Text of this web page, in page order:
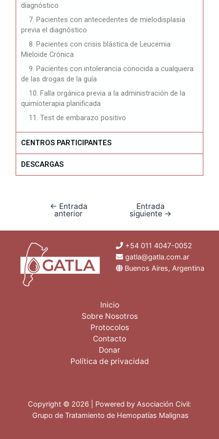
diagnóstico
7. Pacientes con antecedentes de mielodisplasia
previa el diagnóstico
8. Pacientes con crisis blástica de Leucemia
Mieloide Crónica
9. Pacientes con intolerancia conocida a cualquiera
de las drogas de la guía
10. Falla orgánica previa a la administración de la
quimioterapia planificada
11. Test de embarazo positivo
CENTROS PARTICIPANTES
DESCARGAS
← Entrada
anterior
Entrada
siguiente →
+54 011 4047-0052
gatla@gatla.com.ar
Buenos Aires, Argentina
Inicio
Sobre Nosotros
Protocolos
Contacto
Donar
Política de privacidad
Copyright © 2026 | Powered by Asociación Civil:
Grupo de Tratamiento de Hemopatías Malignas